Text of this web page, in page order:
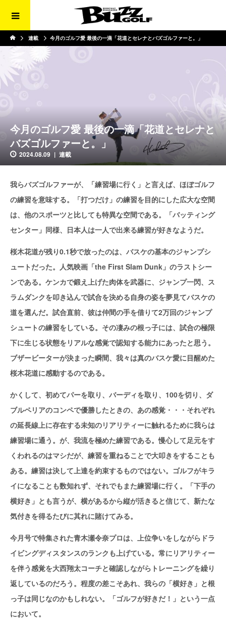
連載 今月のゴルフ愛 最後の一滴「花道とセレナとバズゴルファーと。」
今月のゴルフ愛 最後の一滴「花道とセレナと
バズゴルファーと。」
2024.08.09 連載
我らバズゴルファーが、「練習場に行く」と言えば、ほぼゴルフ
の練習を意味する。「打つだけ」の練習を目的にした広大な空間
は、他のスポーツと比しても特異な空間である。「バッティング
センター」同様、日本人は一人で出来る練習が好きなようだ。
桜木花道が残り0.1秒で放ったのは、バスケの基本のジャンプシ
ュートだった。人気映画「the First Slam Dunk」のラストシー
ンである。ケンカで鍛え上げた肉体を武器に、ジャンプ一閃、ス
ラムダンクを叩き込んで試合を決める自身の姿を夢見てバスケの
道を選んだ。試合直前、彼は仲間の手を借りて2万回のジャンプ
シュートの練習をしている。その凄みの根っ子には、試合の極限
下に生じる状態をリアルな感覚で認知する能力にあったと思う。
ブザービーターが決まった瞬間、我々は真のバスケ愛に目醒めた
桜木花道に感動するのである。
かくして、初めてパーを取り、バーディを取り、100を切り、ダ
ブルペリアのコンペで優勝したときの、あの感覚・・・それぞれ
の延長線上に存在する未知のリアリティーに触れるために我らは
練習場に通う。が、我流を極めた練習である。慢心して足元をす
くわれるのはマシだが、練習を重ねることで大叩きをすることも
ある。練習は決して上達を約束するものではない。ゴルフがキラ
イになることも数知れず、それでもまた練習場に行く。「下手の
横好き」とも言うが、横があるから縦が活きると信じて、新たな
気付きを得るたびに其れに賭けてみる。
今月号で特集された青木瀬令奈プロは、上位争いをしながらドラ
イビングディスタンスのランクも上げている。常にリアリティー
を伴う感覚を大西翔太コーチと確認しながらトレーニングを繰り
返しているのだろう。程度の差こそあれ、我らの「横好き」と根
っ子は同じなのかもしれない。「ゴルフが好きだ！」という一点
において。